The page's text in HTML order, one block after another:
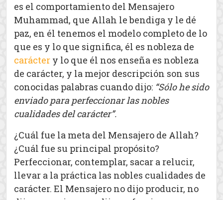
es el comportamiento del Mensajero
Muhammad, que Allah le bendiga y le dé
paz, en él tenemos el modelo completo de lo
que es y lo que significa, él es nobleza de
carácter y lo que él nos enseña es nobleza
de carácter, y la mejor descripción son sus
conocidas palabras cuando dijo: “Sólo he sido
enviado para perfeccionar las nobles
cualidades del carácter”.
¿Cuál fue la meta del Mensajero de Allah?
¿Cuál fue su principal propósito?
Perfeccionar, contemplar, sacar a relucir,
llevar a la práctica las nobles cualidades de
carácter. El Mensajero no dijo producir, no